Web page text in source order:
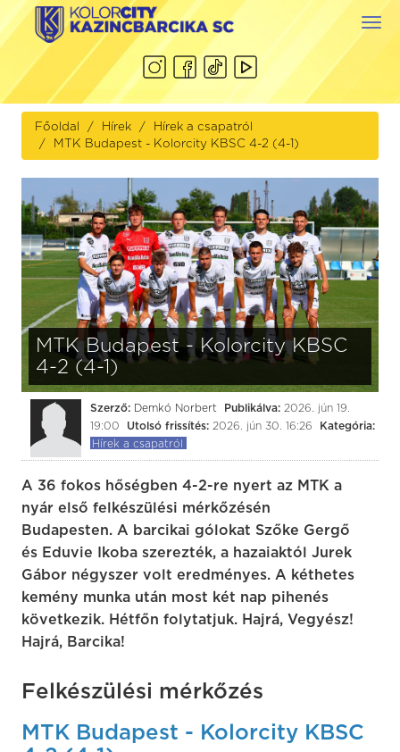
Főoldal Hírek
Hírek a csapatról
MTK Budapest - Kolorcity KBSC 4-2 (4-1)
MTK Budapest - Kolorcity KBSC
4-2 (4-1)
Szerző: Demkó Norbert Publikálva: 2026. jún 19.
19:00
Utolsó frissítés: 2026. jún 30. 16:26
Kategória:
Hírek a csapatról
A 36 fokos hőségben 4-2-re nyert az MTK a
nyár első felkészülési mérkőzésén
Budapesten. A barcikai gólokat Szőke Gergő
és Eduvie Ikoba szerezték, a hazaiaktól Jurek
Gábor négyszer volt eredményes. A kéthetes
kemény munka után most két nap pihenés
következik. Hétfőn folytatjuk. Hajrá, Vegyész!
Hajrá, Barcika!
Felkészülési mérkőzés
MTK Budapest - Kolorcity KBSC